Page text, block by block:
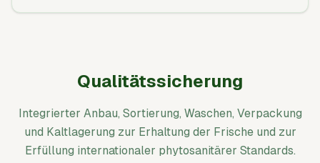
Qualitätssicherung
Integrierter Anbau, Sortierung, Waschen, Verpackung
und Kaltlagerung zur Erhaltung der Frische und zur
Erfüllung internationaler phytosanitärer Standards.